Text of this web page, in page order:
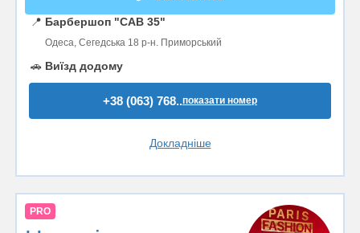
📍 Барбершоп "CAB 35"
Одеса, Сегедська 18 р-н. Приморський
🚗 Виїзд додому
+38 (063) 768..показати номер
Докладніше
PRO